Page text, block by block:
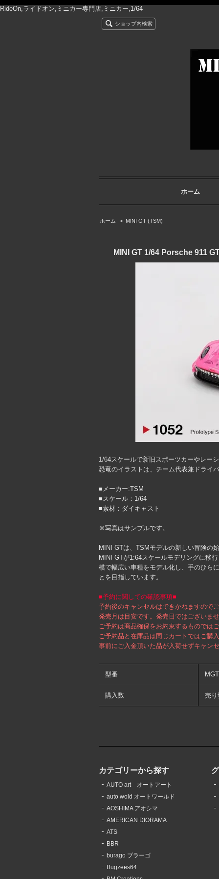
RideOn,ライドオン,ミニカー専門店,ミニカー,1/64
ショップ内検索
ホーム
ホーム > MINI GT (TSM)
MINI GT 1/64 Porsche 911
1/64スケールで新旧スポーツカーやレー
恐竜のイラストは、チーム代表兼ドライ
■メーカー:TSM
■スケール：1/64
■素材：ダイキャスト
※写真はサンプルです。
MINI GTは、TSMモデルの新しい冒険の
MINI GTが1:64スケールモデリングに移
模で幅広い車種をモデル化し、手のひら
とを目指しています。
■予約に関しての確認事項■
予約後のキャンセルはできかねますので
発売月は目安です。発売日ではございま
ご予約は商品確保をお約束するものでは
ご予約品と在庫品は同じカートではご購
事前にご入金頂いた品が入荷せずキャン
型番
購入数 売り
カテゴリーから探す
AUTO art オートアート
auto wold オートワールド
AOSHIMA アオシマ
AMERICAN DIORAMA
ATS
BBR
burago ブラーゴ
Bugzees64